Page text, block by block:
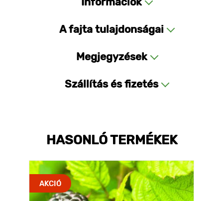
A fajta tulajdonságai
Megjegyzések
Szállítás és fizetés
HASONLÓ TERMÉKEK
AKCIÓ